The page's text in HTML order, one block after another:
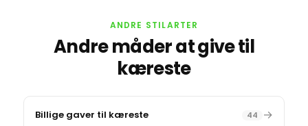
ANDRE STILARTER
Andre måder at give til
kæreste
Billige gaver til kæreste 44 →